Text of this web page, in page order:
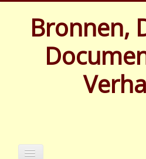
Bronnen,